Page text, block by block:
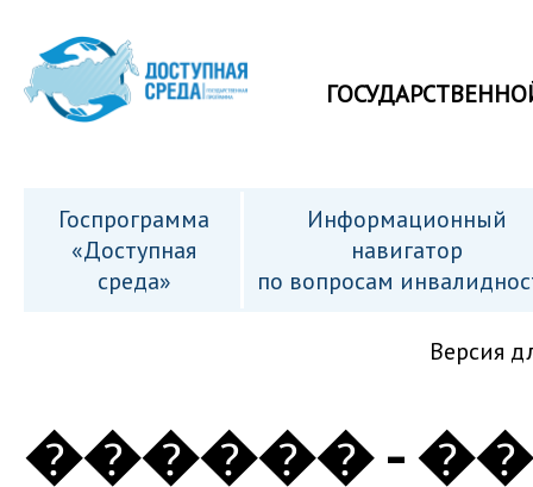
Госпрограмма
«Доступная
среда»
Информационный
навигатор
по вопросам
Версия
������ -